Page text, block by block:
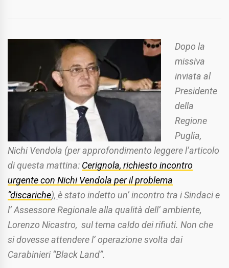
Dopo la
missiva
inviata al
Presidente
della
Regione
Puglia,
Nichi Vendola (per approfondimento leggere l’articolo
di questa mattina: Cerignola, richiesto incontro
urgente con Nichi Vendola per il problema
“discariche), è stato indetto un’ incontro tra i Sindaci e
l’ Assessore Regionale alla qualità dell’ ambiente,
Lorenzo Nicastro, sul tema caldo dei rifiuti. Non che
si dovesse attendere l’ operazione svolta dai
Carabinieri “Black Land”.